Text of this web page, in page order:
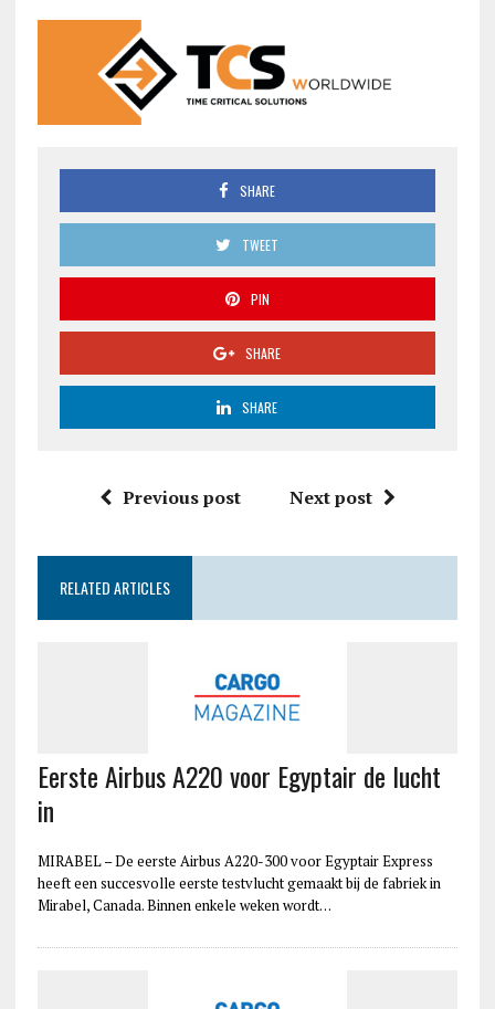
SHARE
TWEET
PIN
SHARE
SHARE
Previous post Next post
RELATED ARTICLES
Eerste Airbus A220 voor Egyptair de lucht
in
MIRABEL – De eerste Airbus A220-300 voor Egyptair Express
heeft een succesvolle eerste testvlucht gemaakt bij de fabriek in
Mirabel, Canada. Binnen enkele weken wordt…